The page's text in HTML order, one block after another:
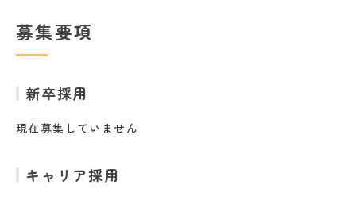
募集要項
新卒採用
現在募集していません
キャリア採用